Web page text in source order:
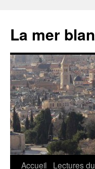
Accueil
Lectures du